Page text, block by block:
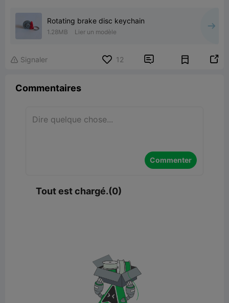
Rotating brake disc keychain
1.28MB Lier un modèle
 Signaler 12  
Commentaires
Commenter
Tout est chargé.(0)